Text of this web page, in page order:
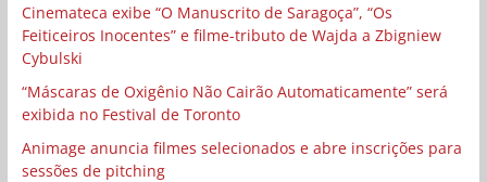
Cinemateca exibe “O Manuscrito de Saragoça”, “Os
Feiticeiros Inocentes” e filme-tributo de Wajda a Zbigniew
Cybulski
“Máscaras de Oxigênio Não Cairão Automaticamente” será
exibida no Festival de Toronto
Animage anuncia filmes selecionados e abre inscrições para
sessões de pitching